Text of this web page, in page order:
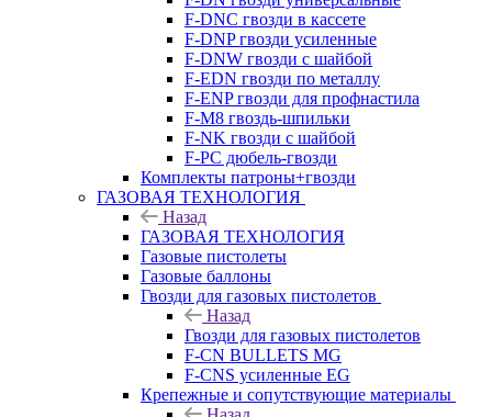
F-DNC гвозди в кассете
F-DNP гвозди усиленные
F-DNW гвозди с шайбой
F-EDN гвозди по металлу
F-ENP гвозди для профнастила
F-M8 гвоздь-шпильки
F-NK гвозди с шайбой
F-PC дюбель-гвозди
Комплекты патроны+гвозди
ГАЗОВАЯ ТЕХНОЛОГИЯ
Назад
ГАЗОВАЯ ТЕХНОЛОГИЯ
Газовые пистолеты
Газовые баллоны
Гвозди для газовых пистолетов
Назад
Гвозди для газовых пистолетов
F-CN BULLETS MG
F-CNS усиленные EG
Крепежные и сопутствующие материалы